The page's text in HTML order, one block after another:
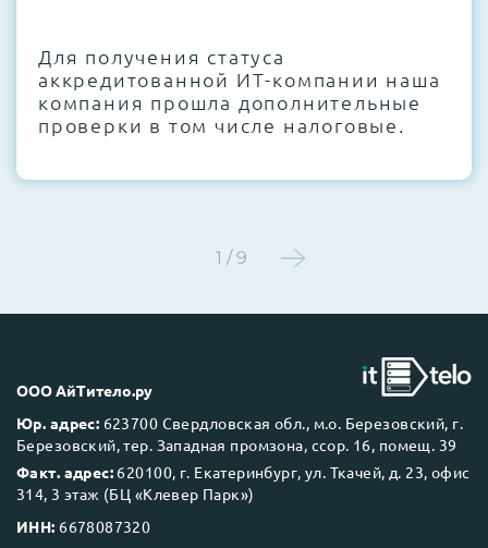
Этап 4:Стресс-тестирование под 100%
нагрузкой в течение 72 часов для
проверки стабильности всех подсистем
Next Business Day (NBD)
Для получения статуса
аккредитованной ИТ-компании наша
компания прошла дополнительные
проверки в том числе налоговые.
1 / 9
ООО АйТитело.ру
Юр. адрес: 623700 Свердловская обл., м.о. Березовский, г.
Березовский, тер. Западная промзона, ссор. 16, помещ. 39
Факт. адрес: 620100, г. Екатеринбург, ул. Ткачей, д. 23, офис
314, 3 этаж (БЦ «Клевер Парк»)
ИНН: 6678087320